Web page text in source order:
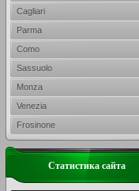
Cagliari
Parma
Como
Sassuolo
Monza
Venezia
Frosinone
Статистика сайта